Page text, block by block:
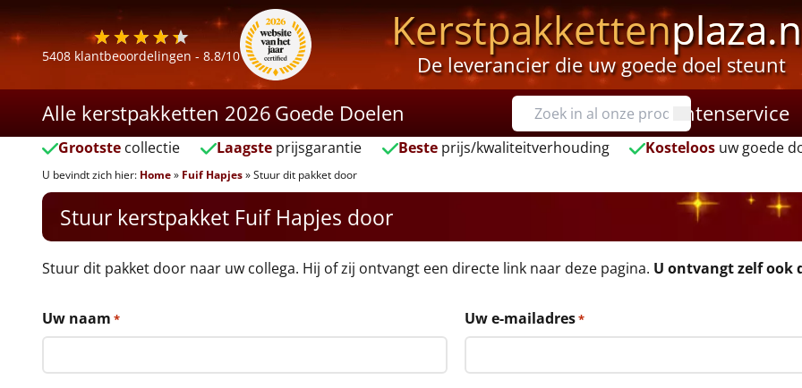
5408 klantbeoordelingen - 8.8/10 Kerstpakketten
De leverancier die uw goede doel steunt
Alle kerstpakketten 2026 Goede Doelen Klantenservice
Grootste collectie Laagsteprijsgarantie Besteprijs/kwaliteitverhouding Kosteloos uw goede
U bevindt zich hier: Home» Fuif Hapjes»Stuur dit pakket door
Stuur kerstpakket Fuif Hapjes door
Stuur dit pakket door naar uw collega. Hij of zij ontvangt een directe link naar deze pagina. U ontvangt zelf ook
Uw naam * Uw e-mailadres*